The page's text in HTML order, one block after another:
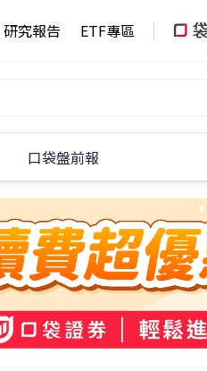
研究報告 ETF專區
口袋盤前報